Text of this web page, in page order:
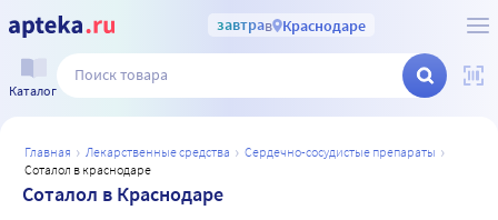
завтрав Краснодаре
Каталог
главная лекарственные средства
сердечно-сосудистые препараты
соталол в краснодаре
Соталол в Краснодаре